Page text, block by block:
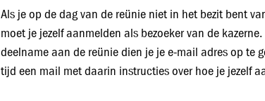
Als je op de dag van de reünie niet in het bezit bent
moet je jezelf aanmelden als bezoeker van de
deelname aan de reünie dien je je e-mail adres op te
tijd een mail met daarin instructies over hoe je jezelf